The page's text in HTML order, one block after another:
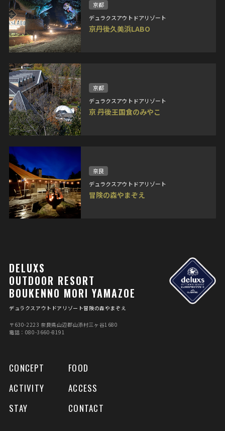
京都
デュラクスアウトドアリゾート
京丹後久美浜LABO
京都
デュラクスアウトドアリゾート
京 丹後王国食のみやこ
奈良
デュラクスアウトドアリゾート
冒険の森やまぞえ
DELUXS
OUTDOOR RESORT
BOUKENNO MORI YAMAZOE
デュラクスアウトドアリゾート冒険の森やまぞえ
〒630-2223 奈良県⼭辺郡⼭添村三ヶ⾕1680
電話：080-3660-8191
CONCEPT
ACTIVITY
STAY
FOOD
ACCESS
CONTACT